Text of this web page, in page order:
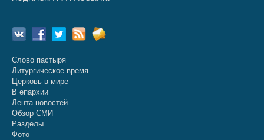
Слово пастыря
Литургическое время
Церковь в мире
В епархии
Лента новостей
Обзор СМИ
Разделы
Фото